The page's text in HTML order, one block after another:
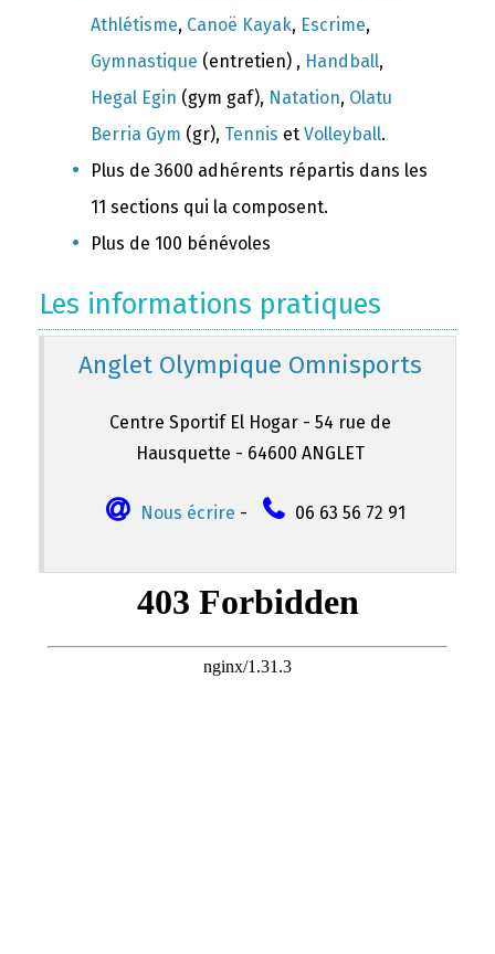
Athlétisme, Canoë Kayak, Escrime,
Gymnastique (entretien) , Handball,
Hegal Egin (gym gaf), Natation, Olatu
Berria Gym (gr), Tennis et Volleyball.
Plus de 3600 adhérents répartis dans les
11 sections qui la composent.
Plus de 100 bénévoles
Les informations pratiques
Anglet Olympique Omnisports
Centre Sportif El Hogar - 54 rue de
Hausquette - 64600 ANGLET
Nous écrire - 06 63 56 72 91